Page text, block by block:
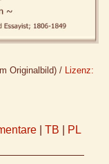
Originalbild) / Lizenz:
TB PL